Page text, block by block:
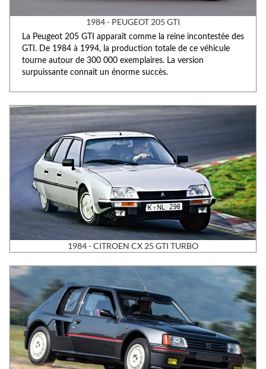
1984 - PEUGEOT 205 GTI
La Peugeot 205 GTI apparaît comme la reine incontestée des
GTI. De 1984 à 1994, la production totale de ce véhicule
tourne autour de 300 000 exemplaires. La version
surpuissante connait un énorme succès.
1984 - CITROEN CX 25 GTI TURBO